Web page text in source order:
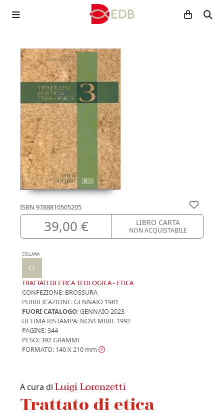
ISBN 9788810505205
39,00 € LIBRO CARTA
NON ACQUISTABILE
COLLANA
C1
TRATTATI DI ETICA TEOLOGICA - ETICA
CONFEZIONE: BROSSURA
PUBBLICAZIONE:GENNAIO 1981
FUORI CATALOGO: GENNAIO 2023
ULTIMA RISTAMPA: NOVEMBRE 1992
PAGINE: 344
PESO: 392 GRAMMI
FORMATO: 140 X 210 mm
A cura di Luigi Lorenzetti
Trattato di etica